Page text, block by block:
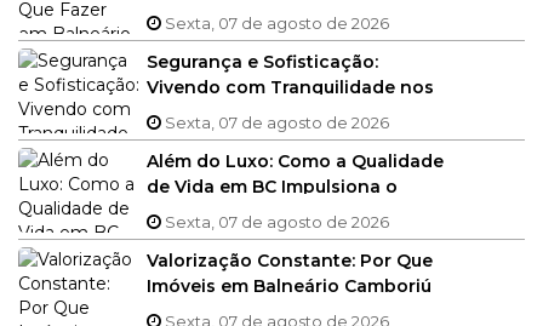
Experiências Exclusivas para
Residentes e Investidores
Sexta, 07 de agosto de 2026
Segurança e Sofisticação:
Vivendo com Tranquilidade nos
Empreendimentos de Alto
Padrão de Balneário Camboriú
Sexta, 07 de agosto de 2026
Além do Luxo: Como a Qualidade
de Vida em BC Impulsiona o
Mercado Imobiliário
Sexta, 07 de agosto de 2026
Valorização Constante: Por Que
Imóveis em Balneário Camboriú
São Ativos Sólidos?
Sexta, 07 de agosto de 2026